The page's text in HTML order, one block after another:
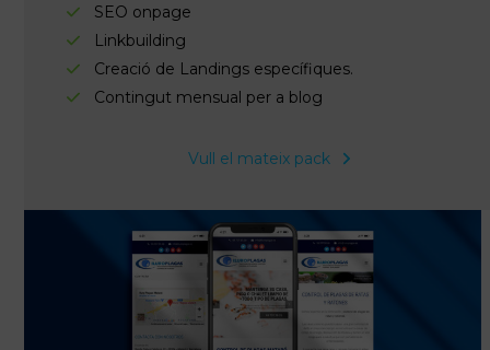
SEO onpage
Linkbuilding
Creació de Landings específiques.
Contingut mensual per a blog
Vull el mateix pack